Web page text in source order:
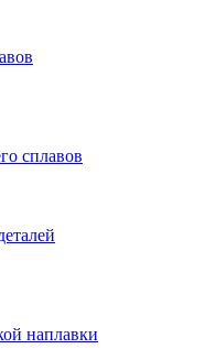
сплавов
наплавки